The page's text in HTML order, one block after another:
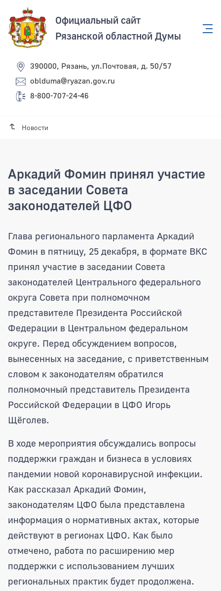
Официальный сайт
Рязанской областной Думы
390000, Рязань, ул.Почтовая, д. 50/57
oblduma@ryazan.gov.ru
8-800-707-24-46
Новости
Аркадий Фомин принял участие
в заседании Совета
законодателей ЦФО
Аркадий Фомин принял участие в
Глава регионального парламента Аркадий
Фомин в пятницу, 25 декабря, в формате ВКС
принял участие в заседании Совета
законодателей Центрального федерального
округа Совета при полномочном
представителе Президента Российской
Федерации в Центральном федеральном
округе. Перед обсуждением вопросов,
вынесенных на заседание, с приветственным
словом к законодателям обратился
полномочный представитель Президента
Российской Федерации в ЦФО Игорь
Щёголев.
В ходе мероприятия обсуждались вопросы
поддержки граждан и бизнеса в условиях
пандемии новой коронавирусной инфекции.
Как рассказал Аркадий Фомин,
законодателям ЦФО была представлена
информация о нормативных актах, которые
действуют в регионах ЦФО. Как было
отмечено, работа по расширению мер
поддержки с использованием лучших
региональных практик будет продолжена.